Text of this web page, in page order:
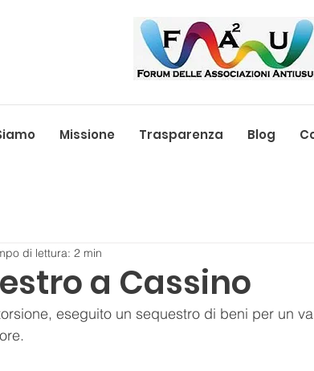
Missione Trasparenza Blog
a Cassino
di lettura: 2 min
eseguito un sequestro di beni per un